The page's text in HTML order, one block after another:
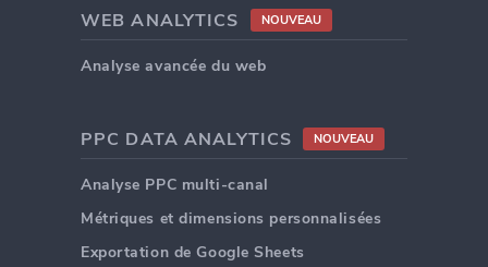
WEB ANALYTICS NOUVEAU
Analyse avancée du web
PPC DATA ANALYTICS NOUVEAU
Analyse PPC multi-canal
Métriques et dimensions personnalisées
Exportation de Google Sheets